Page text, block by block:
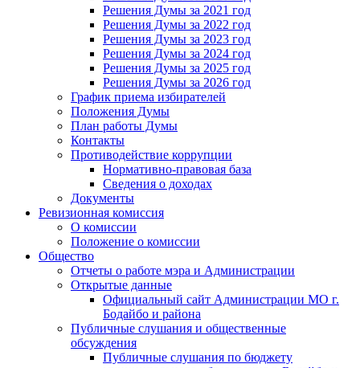
Решения Думы за 2021 год
Решения Думы за 2022 год
Решения Думы за 2023 год
Решения Думы за 2024 год
Решения Думы за 2025 год
Решения Думы за 2026 год
График приема избирателей
Положения Думы
План работы Думы
Контакты
Противодействие коррупции
Нормативно-правовая база
Сведения о доходах
Документы
Ревизионная комиссия
О комиссии
Положение о комиссии
Общество
Отчеты о работе мэра и Администрации
Открытые данные
Официальный сайт Администрации МО г.
Бодайбо и района
Публичные слушания и общественные
обсуждения
Публичные слушания по бюджету